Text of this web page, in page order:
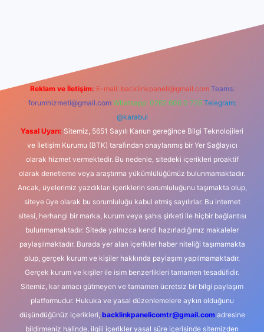
Reklam ve İletişim: E-mail: backlinkpaneli@gmail.com Teams:
forumhizmeti@gmail.com Whatsapp: 0262 606 0 726 Telegram:
@karabul
Yasal Uyarı: Sitemiz, 5651 Sayılı Kanun gereğince Bilgi Teknolojileri
ve İletişim Kurumu (BTK) tarafından onaylanmış bir Yer Sağlayıcı
olarak hizmet vermektedir. Bu nedenle, sitedeki içerikleri proaktif
olarak denetleme veya araştırma yükümlülüğümüz bulunmamaktadır.
Ancak, üyelerimiz yazdıkları içeriklerin sorumluluğunu taşımakta olup,
siteye üye olarak bu sorumluluğu kabul etmiş sayılırlar. Bu internet
sitesi, herhangi bir marka, kurum veya şahıs şirketi ile hiçbir bağlantısı
bulunmamaktadır. Sitede yalnızca kendi hazırladığımız makaleler
paylaşılmaktadır. Burada yer alan içerikler haber niteliği taşımamakta
olup, gerçek kurum ve kişiler hakkında paylaşım yapılmamaktadır.
Gerçek kurum ve kişiler ile isim benzerlikleri tamamen tesadüfidir.
Sitemiz, kar amacı gütmeyen ve tamamen ücretsiz bir bilgi paylaşım
platformudur. Hukuka ve yasal düzenlemelere aykırı olduğunu
düşündüğünüz içerikleri, backlinkpanelicomtr@gmail.comadresine
bildirmeniz halinde, ilgili içerikler yasal süre içerisinde sitemizden